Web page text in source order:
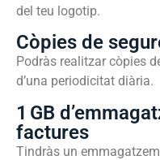
del teu logotip.
Còpies de
Podràs realitzar còpies
d’una periodicitat diària.
1 GB
factures
Tindràs un